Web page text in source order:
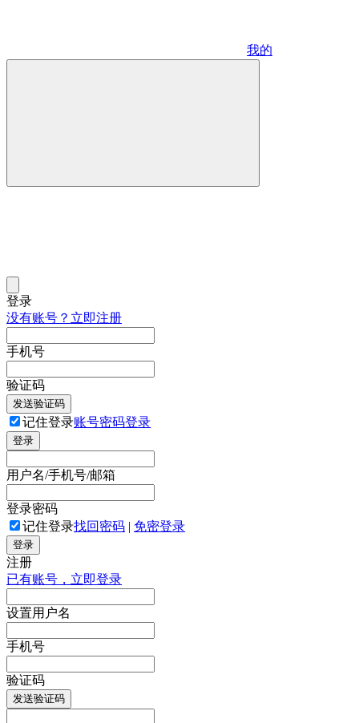
我的
登录
没有账号？立即注册
手机号
验证码
发送验证码
记住登录账号密码登录
登录
用户名/手机号/邮箱
登录密码
记住登录找回密码 | 免密登录
登录
注册
已有账号，立即登录
设置用户名
手机号
验证码
发送验证码